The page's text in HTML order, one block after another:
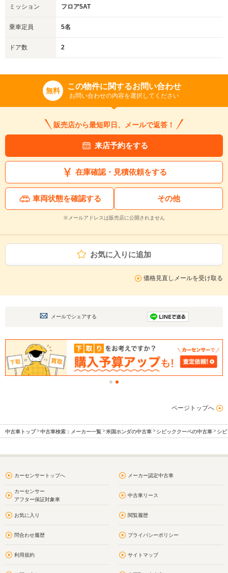
ミッション フロア5AT
乗車定員 5名
ドア数 2
無料 この物件に関するお問い合わせ
お問い合わせの内容を選択してください
販売店から最短即日、メールで返答！
来店予約をする
在庫確認・見積依頼をする
車両状態を確認する その他
※メールアドレスは販売店に公開されません
お気に入りに追加
価格見直しメールを受け取る
メールでシェアする
ページトップへ
中古車トップ 中古車検索：メーカー一覧 米国ホンダの中古車 シビッククーペの中古車 シ
カーセンサートップへ メーカー認定中古車
カーセンサー
アフター保証対象車
中古車リース
お気に入り 閲覧履歴
問合わせ履歴 プライバシーポリシー
利用規約 サイトマップ